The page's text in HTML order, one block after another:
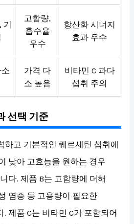
기
고함량,
흡수율
우수
항산화 시너지
효과 우수
가격 다
소 높음
비타민 C 과다
섭취 주의
선택 기준
하고 기본적인 퀘르세틴 섭취에
낮아 고효능을 원하는 경우
다. 제품 B는 고함량에 더해
염증 등 고용량이 필요한
제품 C는 비타민 C가 포함되어